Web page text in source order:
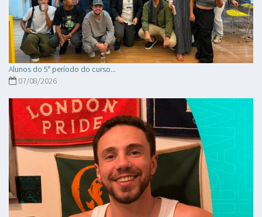
Alunos do 5° período do curso...
07/08/2026